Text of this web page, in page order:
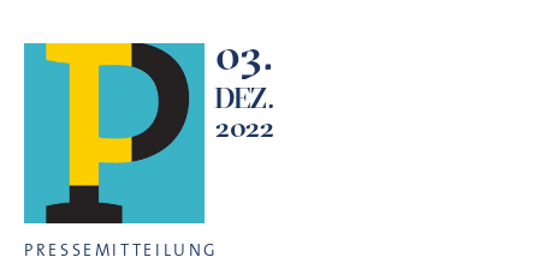
03.
DEZ.
2022
PRESSEMITTEILUNG